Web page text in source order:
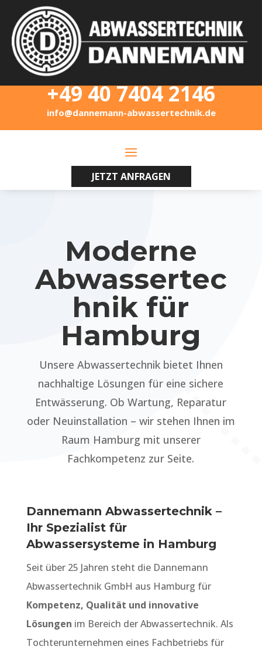
+49 40 7404 2146
info@dannemann-abwassertechnik.de
JETZT ANFRAGEN
Moderne
Abwassertec
hnik für
Hamburg
Unsere Abwassertechnik bietet Ihnen
nachhaltige Lösungen für eine sichere
Entwässerung. Ob Wartung, Reparatur
oder Neuinstallation – wir stehen Ihnen im
Raum Hamburg mit unserer
Fachkompetenz zur Seite.
Dannemann Abwassertechnik –
Ihr Spezialist für
Abwassersysteme in Hamburg
Seit über 25 Jahren steht die Dannemann
Abwassertechnik GmbH aus Hamburg für
Kompetenz, Qualität und innovative
Lösungen im Bereich der Abwassertechnik. Als
Tochterunternehmen eines Fachbetriebs für